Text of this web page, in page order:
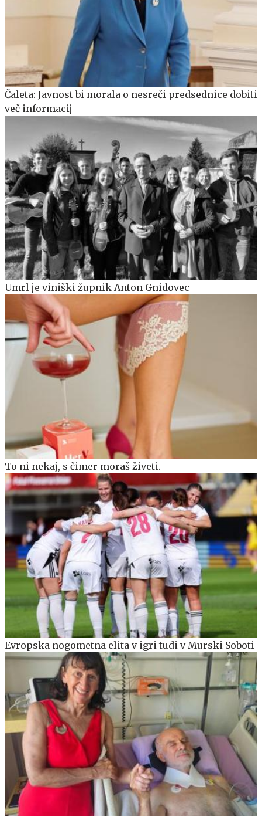
Čaleta: Javnost bi morala o nesreči predsednice dobiti
več informacij
Umrl je viniški župnik Anton Gnidovec
To ni nekaj, s čimer moraš živeti.
Evropska nogometna elita v igri tudi v Murski Soboti